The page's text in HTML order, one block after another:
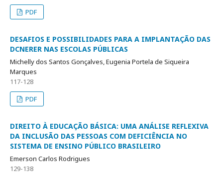
PDF
DESAFIOS E POSSIBILIDADES PARA A IMPLANTAÇÃO DAS
DCNERER NAS ESCOLAS PÚBLICAS
Michelly dos Santos Gonçalves, Eugenia Portela de Siqueira
Marques
117-128
PDF
DIREITO À EDUCAÇÃO BÁSICA: UMA ANÁLISE REFLEXIVA
DA INCLUSÃO DAS PESSOAS COM DEFICIÊNCIA NO
SISTEMA DE ENSINO PÚBLICO BRASILEIRO
Emerson Carlos Rodrigues
129-138